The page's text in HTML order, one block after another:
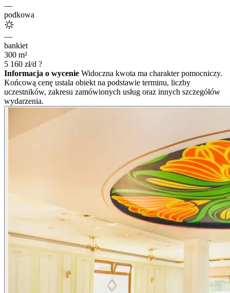
—
podkowa
—
bankiet
300 m²
5 160 zł/d ?
Informacja o wycenie Widoczna kwota ma charakter pomocniczy.
Końcową cenę ustala obiekt na podstawie terminu, liczby
uczestników, zakresu zamówionych usług oraz innych szczegółów
wydarzenia.